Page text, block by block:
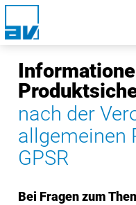
nach der
allgemeinen
GPSR
Bei Fragen zum